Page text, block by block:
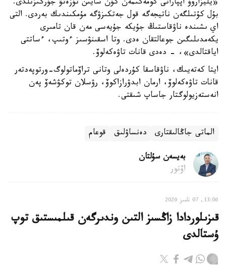
«يليزاروۆ اپپاراتى كومەگىمەن كۇن سايىن تۇزەتۋ جۇرگىزىلدى.
بۇل كۇتىلگەن ناتيجەگە قول جەتكىزۋگە مۇمكىندىك بەردى. التى
اي ىشىندە ناۋقاستىڭ جۇيكە جۇيەسى مەن قان تامىرى
يكەمدىلىگىن جوعالتقان ەدى. وتا اسقىنۋسىز ءوتىپ، ءساتتى
اياقتالدى»، - دەدى قانات تاۋەكەلوۆ.
ايتا كەتەيىك، ناۋقاسقا كۇردەلى وتانى تراۆماتولوگ-ورتوپەدتەر
قانات تاۋەكەلوۆ، ارمان ابدۋرازاكوۆ، رۋسلان توكۋشەۆ پەن
انەستەزيولوگتار جاساپ شىقتى.
الماتى جاڭالىقتارى دەنساۋلىق قوعام
بەيسەن سۇلتان
اۆتور
13:06, 07 تامىز 2026
قىزىلوردادا زاڭسىز التىن وندىرگەن قىلمىستىق توپ
ۇستالدى